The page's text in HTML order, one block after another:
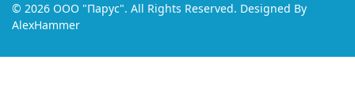
© 2026 ООО "Парус". All Rights Reserved. Designed By
AlexHammer